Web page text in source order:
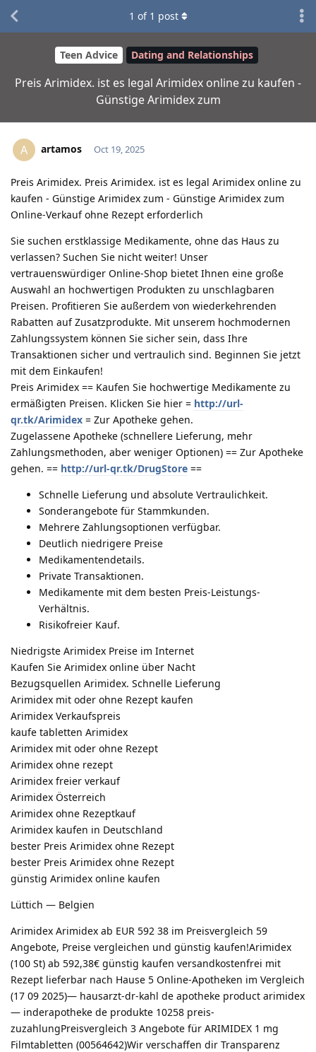
Teen Advice Dating and Relationships
Preis Arimidex. ist es legal Arimidex online zu kaufen -
Günstige Arimidex zum
1 of 1 post
A artamos Oct 19, 2025
Preis Arimidex. Preis Arimidex. ist es legal Arimidex online zu
kaufen - Günstige Arimidex zum - Günstige Arimidex zum
Online-Verkauf ohne Rezept erforderlich
Sie suchen erstklassige Medikamente, ohne das Haus zu
verlassen? Suchen Sie nicht weiter! Unser
vertrauenswürdiger Online-Shop bietet Ihnen eine große
Auswahl an hochwertigen Produkten zu unschlagbaren
Preisen. Profitieren Sie außerdem von wiederkehrenden
Rabatten auf Zusatzprodukte. Mit unserem hochmodernen
Zahlungssystem können Sie sicher sein, dass Ihre
Transaktionen sicher und vertraulich sind. Beginnen Sie jetzt
mit dem Einkaufen!
Preis Arimidex == Kaufen Sie hochwertige Medikamente zu
ermäßigten Preisen. Klicken Sie hier = http://url-
qr.tk/Arimidex = Zur Apotheke gehen.
Zugelassene Apotheke (schnellere Lieferung, mehr
Zahlungsmethoden, aber weniger Optionen) == Zur Apotheke
gehen. == http://url-qr.tk/DrugStore ==
Schnelle Lieferung und absolute Vertraulichkeit.
Sonderangebote für Stammkunden.
Mehrere Zahlungsoptionen verfügbar.
Deutlich niedrigere Preise
Medikamentendetails.
Private Transaktionen.
Medikamente mit dem besten Preis-Leistungs-
Verhältnis.
Risikofreier Kauf.
Niedrigste Arimidex Preise im Internet
Kaufen Sie Arimidex online über Nacht
Bezugsquellen Arimidex. Schnelle Lieferung
Arimidex mit oder ohne Rezept kaufen
Arimidex Verkaufspreis
kaufe tabletten Arimidex
Arimidex mit oder ohne Rezept
Arimidex ohne rezept
Arimidex freier verkauf
Arimidex Österreich
Arimidex ohne Rezeptkauf
Arimidex kaufen in Deutschland
bester Preis Arimidex ohne Rezept
bester Preis Arimidex ohne Rezept
günstig Arimidex online kaufen
Lüttich — Belgien
Arimidex Arimidex ab EUR 592 38 im Preisvergleich 59
Angebote, Preise vergleichen und günstig kaufen!Arimidex
(100 St) ab 592,38€ günstig kaufen versandkostenfrei mit
Rezept lieferbar nach Hause 5 Online-Apotheken im Vergleich
(17 09 2025)— hausarzt-dr-kahl de apotheke product arimidex
— inderapotheke de produkte 10258 preis-
zuzahlungPreisvergleich 3 Angebote für ARIMIDEX 1 mg
Filmtabletten (00564642)Wir verschaffen dir Transparenz